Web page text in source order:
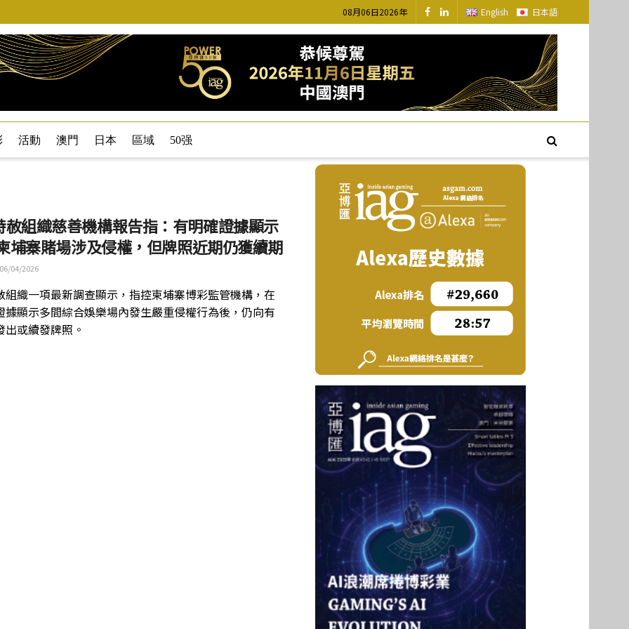
08月06日2026年 English 日本語
活動 澳門 日本 區域 50强
赦組織慈善機構報告指：有明確證據顯示
埔寨賭場涉及侵權，但牌照近期仍獲續期
04/2026
組織一項最新調查顯示，指控柬埔寨博彩監管機構，在
據顯示多間綜合娛樂場內發生嚴重侵權行為後，仍向有
出或續發牌照。